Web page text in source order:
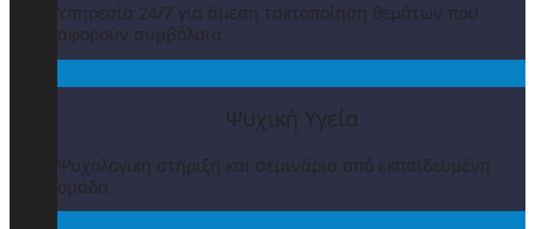
Υπηρεσία 24/7 για άμεση τακτοποίηση θεμάτων που
αφορούν συμβόλαια
Ψυχική Υγεία
Ψυχολογική στήριξη και σεμινάρια από εκπαιδευμένη
ομάδα